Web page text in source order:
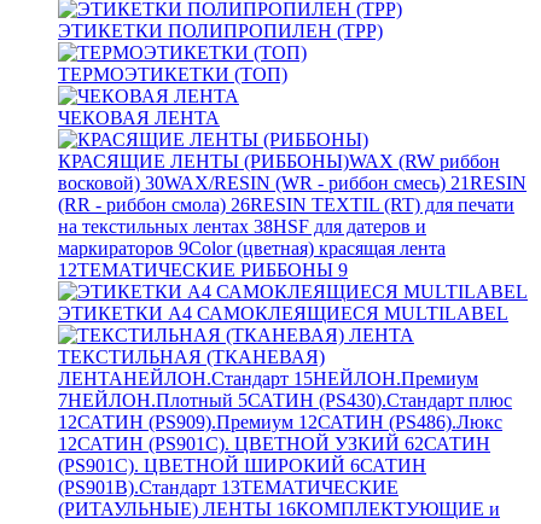
ЭТИКЕТКИ ПОЛИПРОПИЛЕН (TPP)
ТЕРМОЭТИКЕТКИ (ТОП)
ЧЕКОВАЯ ЛЕНТА
КРАСЯЩИЕ ЛЕНТЫ (РИББОНЫ)WAX (RW риббон
восковой) 30WAX/RESIN (WR - риббон смесь) 21RESIN
(RR - риббон смола) 26RESIN TEXTIL (RT) для печати
на текстильных лентах 38HSF для датеров и
маркираторов 9Color (цветная) красящая лента
12ТЕМАТИЧЕСКИЕ РИББОНЫ 9
ЭТИКЕТКИ А4 САМОКЛЕЯЩИЕСЯ MULTILABEL
ТЕКСТИЛЬНАЯ (ТКАНЕВАЯ)
ЛЕНТАНЕЙЛОН.Стандарт 15НЕЙЛОН.Премиум
7НЕЙЛОН.Плотный 5САТИН (PS430).Стандарт плюс
12САТИН (PS909).Премиум 12САТИН (PS486).Люкс
12САТИН (PS901C). ЦВЕТНОЙ УЗКИЙ 62САТИН
(PS901C). ЦВЕТНОЙ ШИРОКИЙ 6САТИН
(PS901B).Стандарт 13ТЕМАТИЧЕСКИЕ
(РИТАУЛЬНЫЕ) ЛЕНТЫ 16КОМПЛЕКТУЮЩИЕ и